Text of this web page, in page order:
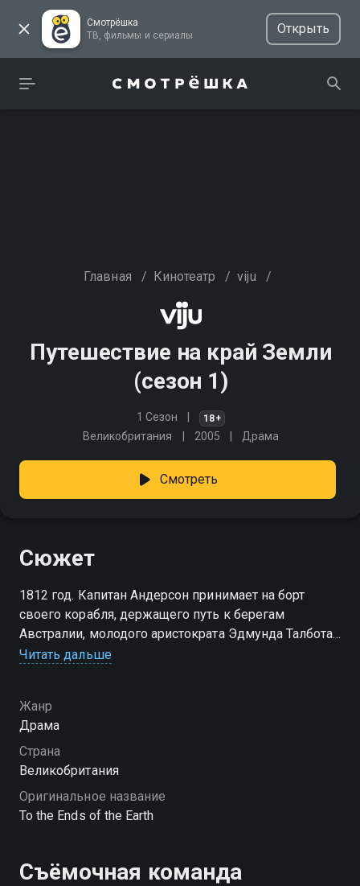
Смотрёшка
ТВ, фильмы и сериалы
Открыть
Главная / Кинотеатр / viju /
Путешествие на край Земли
(сезон 1)
1 Сезон 18+
Великобритания 2005 Драма
Смотреть
Сюжет
1812 год. Капитан Андерсон принимает на борт
своего корабля, держащего путь к берегам
Австралии, молодого аристократа Эдмунда Талбота.
Джентльмен лелеет надежду описать
о романтике океана вскоре суждено будет
разбиться о суровую и неприглядную реальность
жизни на корабле.
Посмотреть онлайн 1 сезон сериала Путешествие на
край Земли вы можете совершенно бесплатно в
Читать дальше
Жанр
Драма
Страна
Великобритания
Оригинальное название
To the Ends of the Earth
Съёмочная команда